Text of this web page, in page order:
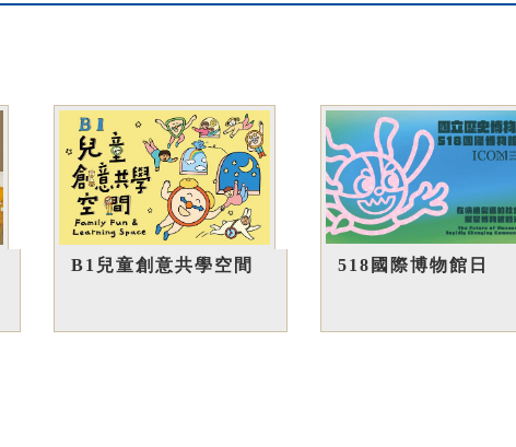
B1兒童創意共學空間 518國際博物館日